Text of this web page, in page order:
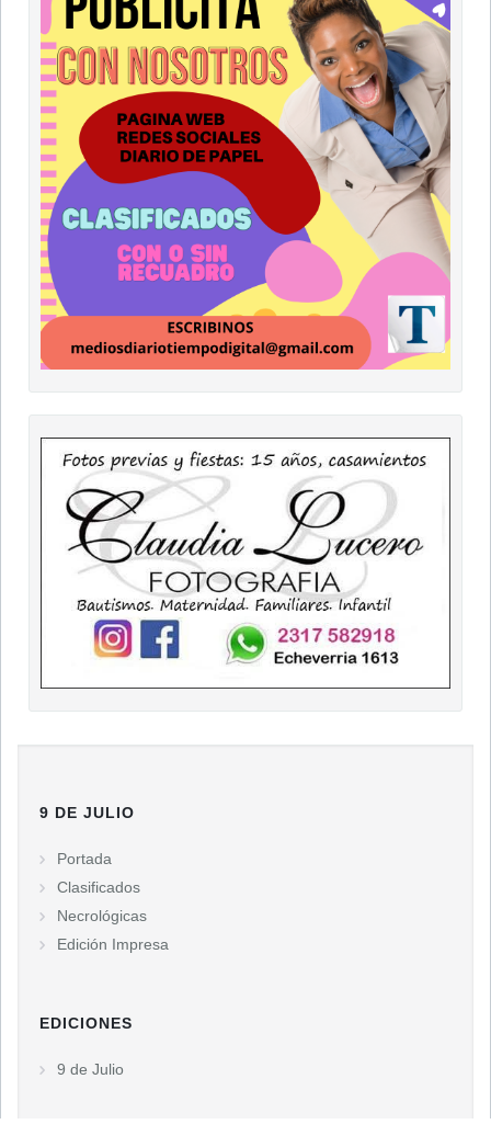
9 DE JULIO
Portada
Clasificados
Necrológicas
Edición Impresa
EDICIONES
9 de Julio